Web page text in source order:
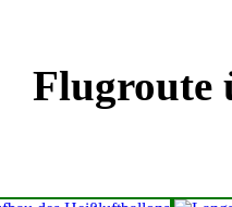
Flugroute